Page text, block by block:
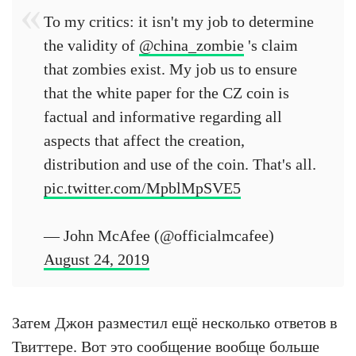
To my critics: it isn't my job to determine
the validity of @china_zombie 's claim
that zombies exist. My job us to ensure
that the white paper for the CZ coin is
factual and informative regarding all
aspects that affect the creation,
distribution and use of the coin. That's all.
pic.twitter.com/MpblMpSVE5
— John McAfee (@officialmcafee)
August 24, 2019
Затем Джон разместил ещё несколько ответов в
Твиттере. Вот это сообщение вообще больше